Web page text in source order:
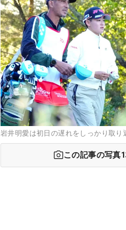
岩井明愛は初日の遅れをしっかり取り
この記事の写真1